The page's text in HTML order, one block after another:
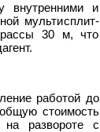
и
мультисплит-
30 м, что
работой до
стоимость
на развороте с